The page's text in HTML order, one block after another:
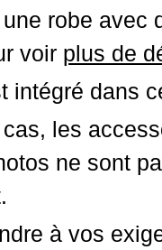
robe
voir plus de
intégré dans
les
ne sont
à vos